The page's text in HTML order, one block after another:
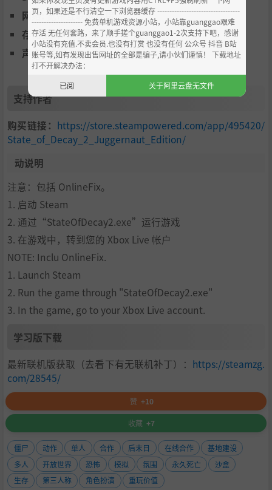
网络: 宽带互联网连接
存储空间:需要 30 GB 可用空间
声卡:兼容 DirectX
支持作者
购买链接： https://store.steampowered.com/app/495420/
State_of_Decay_2_Juggernaut_Edition/
动说明
注意：包括 OnlineFix。
1. 启动 Steam
2. 通过“StateOfDecay2.exe”运行游戏
3. 在游戏中，转到您的 Xbox Live 帐户
NOTE: Inclu OnlineFix.
1. Launch Steam
2. Run the game through "StateOfDecay2.exe"
3. In the game, go to your Xbox Live account.
学习版下载
最新联机版获取（去看下有无联机补丁）： https://steamzg.
com/28545/
赞 +10
收藏 +7
僵尸 动作 单人 合作 后末日 在线合作
基地建设
多人
开放世界 恐怖 模拟 氛围 永久死亡
沙盒
生存
第三人称 角色扮演
重玩价值
页，如果还是不行清空一下浏览器缓存 ----------------------------------
--------------------- 免费单机游戏资源小站，小站靠guanggao艰难
存活 无任何套路，来了顺手搓个guanggao1-2次支持下吧，感谢
小站没有充值.不卖会员.也没有打赏 也没有任何 公众号 抖音 B站
账号等,如有发现出售网址的全部是骗子,请小伙们谨慎！ 下载地址
打不开解决办法：
已阅
关于阿里云盘无文件